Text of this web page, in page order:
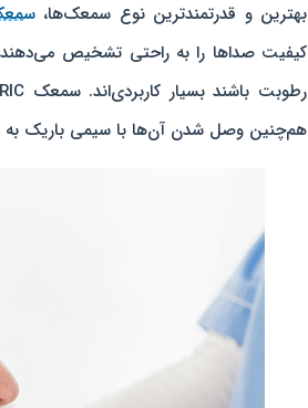
بهترین و قدرتمندترین نوع سمعک‌ها،
کیفیت صداها را به راحتی تشخیص
هم‌چنین وصل شدن آن‌ها با سیمی باریک به